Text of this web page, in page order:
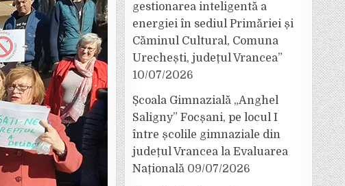
gestionarea inteligentă a
energiei în sediul Primăriei și
Căminul Cultural, Comuna
Urechești, județul Vrancea”
10/07/2026
Școala Gimnazială „Anghel
Saligny” Focșani, pe locul I
între școlile gimnaziale din
județul Vrancea la Evaluarea
Națională 09/07/2026